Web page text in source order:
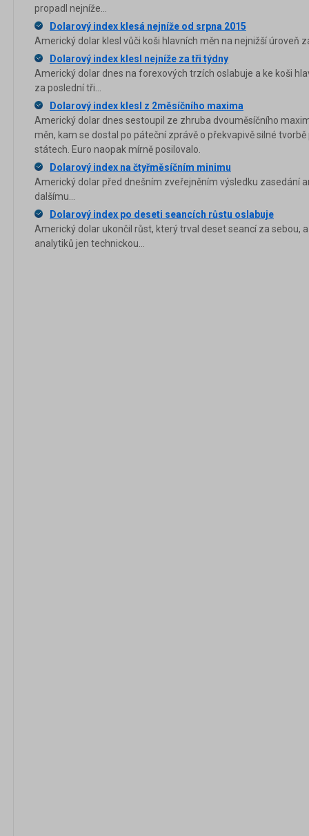
propadl nejníže...
Dolarový index klesá nejníže od srpna 2015
Americký dolar klesl vůči koši hlavních měn na nejnižší úroveň
Dolarový index klesl nejníže za tři týdny
Americký dolar dnes na forexových trzích oslabuje a ke koši
za poslední tři...
Dolarový index klesl z 2měsíčního maxima
Americký dolar dnes sestoupil ze zhruba dvouměsíčního
měn, kam se dostal po páteční zprávě o překvapivě silné
státech. Euro naopak mírně posilovalo.
Dolarový index na čtyřměsíčním minimu
Americký dolar před dnešním zveřejněním výsledku zasedání
dalšímu...
Dolarový index po deseti seancích růstu oslabuje
Americký dolar ukončil růst, který trval deset seancí za sebou,
analytiků jen technickou...